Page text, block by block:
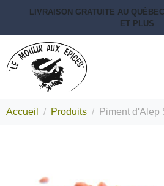
LIVRAISON GRATUITE AU QUÉBEC
ET PLUS
Accueil Produits Piment d'Alep